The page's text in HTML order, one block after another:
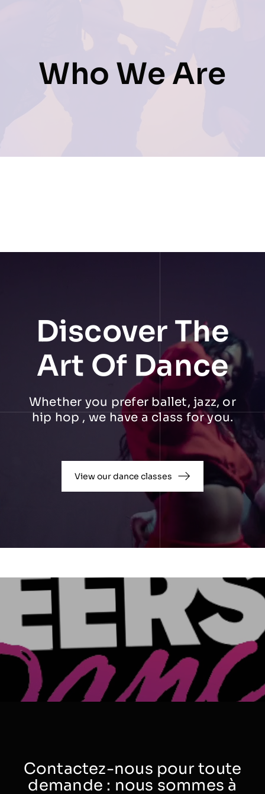
Artistes
Formation
Who We Are
Discover The
Art Of Dance
Whether you prefer ballet, jazz, or
hip hop , we have a class for you.
View our dance classes
Contactez-nous pour toute
demande : nous sommes à